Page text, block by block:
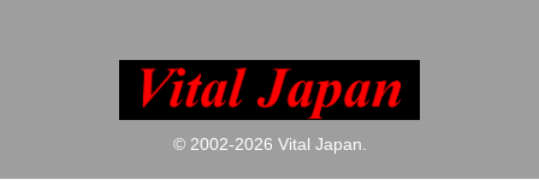
© 2002-2026 Vital Japan.